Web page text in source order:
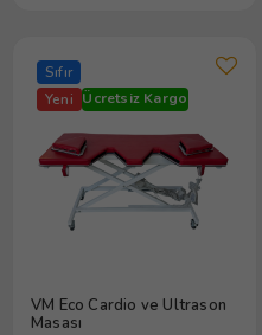
Sıfır
Yeni Ücretsiz Kargo
VM Eco Cardio ve Ultrason
Masası